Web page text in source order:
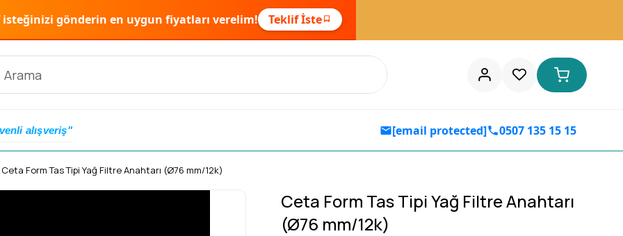
isteğinizi gönderin en uygun fiyatları verelim! Teklif İste
alışveriş" [email protected] 0507 135 15 15
Ceta Form Tas Tipi Yağ Filtre Anahtarı (Ø76 mm/12k)
Ceta Form Tas Tipi Yağ Filtre Anahtarı
(Ø76 mm/12k)